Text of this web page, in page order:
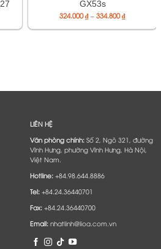
GX53s
324.000₫ – 334.800₫Khoảng
giá:
từ
LIÊN HỆ
Văn phòng chính:Số 2, Ngõ 321, đường
Vĩnh Hưng, phường Vĩnh Hưng, Hà Nội,
Việt Nam.
Hotline:+84.98.644.8886
Tel:+84.24.36440701
Fax:+84.24.36440700
Email:nhatlinh@lioa.com.vn